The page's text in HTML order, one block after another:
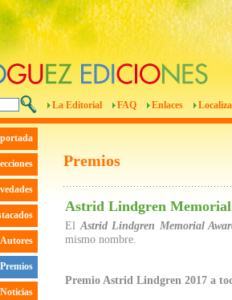
La Editorial FAQ Enlaces
Autores
Premios
Noticias
Premios
Astrid Lindgren
El Astrid Lindgren Memorial
mismo nombre.
Premio Astrid Lindgren 2017 a